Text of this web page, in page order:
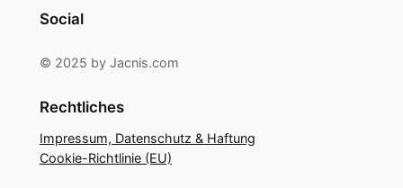
Social
© 2025 by Jacnis.com
Rechtliches
Impressum, Datenschutz & Haftung
Cookie-Richtlinie (EU)